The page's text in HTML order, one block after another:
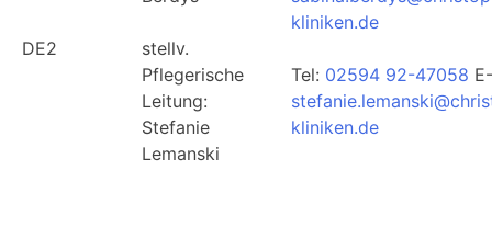
DE2
stellv.
Pflegerische
Leitung:
Stefanie
Lemanski
kliniken.de
Tel: 02594 92-47058
kliniken.de